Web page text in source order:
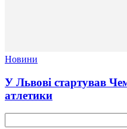
Новини
У Львові стартував
атлетики